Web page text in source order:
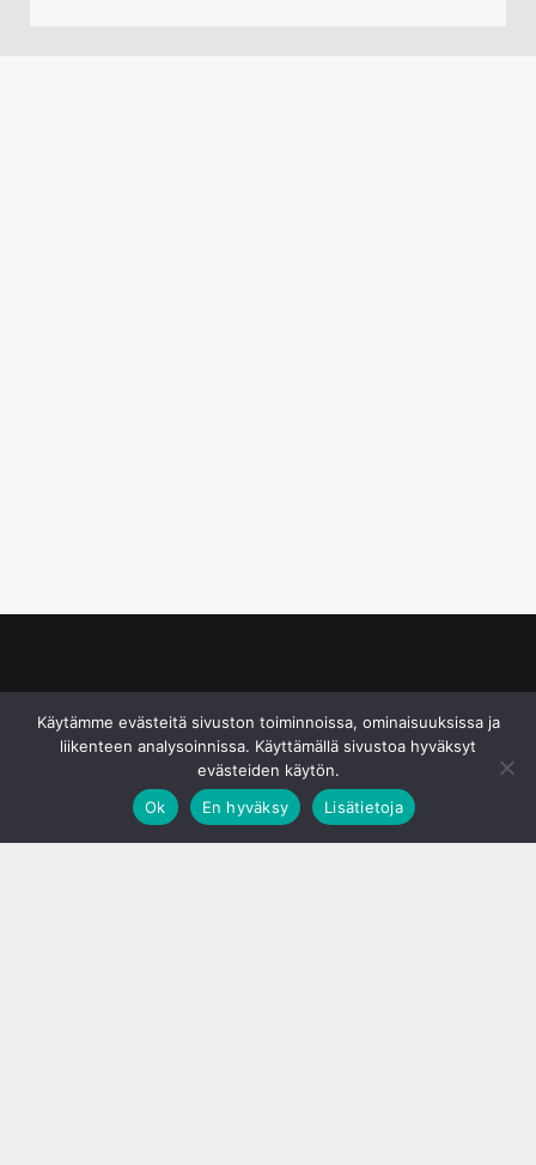
Käytämme evästeitä sivuston toiminnoissa, ominaisuuksissa ja
liikenteen analysoinnissa. Käyttämällä sivustoa hyväksyt
evästeiden käytön.
Ok
En hyväksy Lisätietoja